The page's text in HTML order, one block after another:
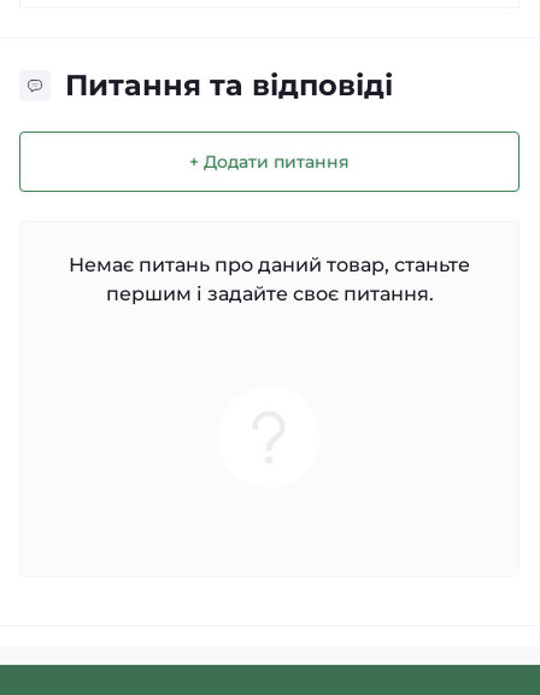
Питання та відповіді
+ Додати питання
Немає питань про даний товар, станьте
першим і задайте своє питання.